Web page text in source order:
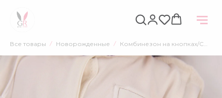
Все товары Новорожденные